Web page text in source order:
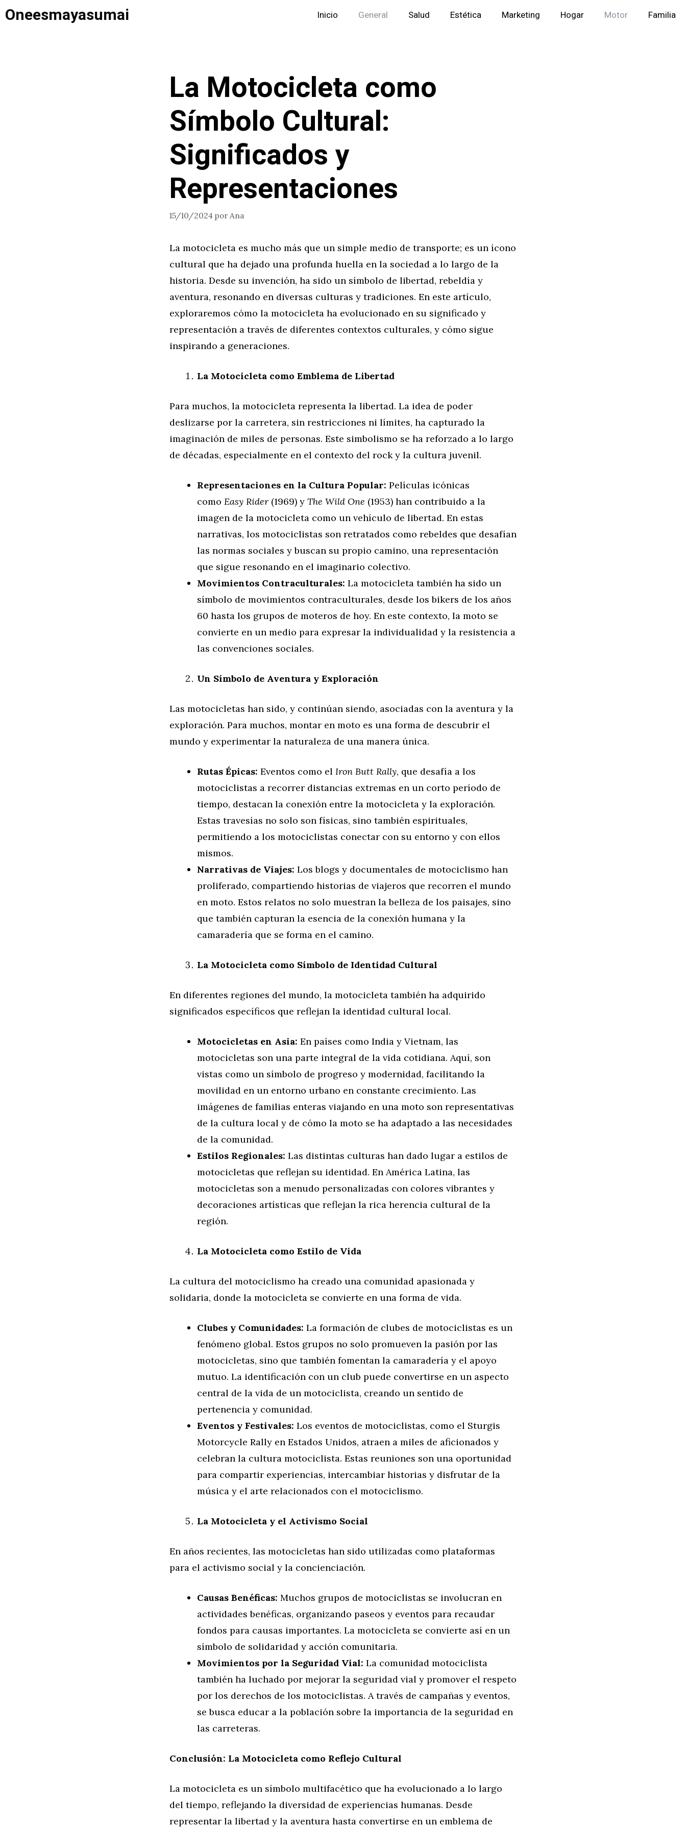
Saltar
Oneesmayasumai Inicio General Salud Estética Marketing Hogar Motor Familia
La Motocicleta como
Símbolo Cultural:
Significados y
Representaciones
15/10/2024 por Ana
La motocicleta es mucho más que un simple medio de transporte; es un ícono
cultural que ha dejado una profunda huella en la sociedad a lo largo de la
historia. Desde su invención, ha sido un símbolo de libertad, rebeldía y
aventura, resonando en diversas culturas y tradiciones. En este artículo,
exploraremos cómo la motocicleta ha evolucionado en su significado y
representación a través de diferentes contextos culturales, y cómo sigue
inspirando a generaciones.
La Motocicleta como Emblema de Libertad
Para muchos, la motocicleta representa la libertad. La idea de poder
deslizarse por la carretera, sin restricciones ni límites, ha capturado la
imaginación de miles de personas. Este simbolismo se ha reforzado a lo largo
de décadas, especialmente en el contexto del rock y la cultura juvenil.
Representaciones en la Cultura Popular: Películas icónicas
como Easy Rider (1969) y The Wild One (1953) han contribuido a la
imagen de la motocicleta como un vehículo de libertad. En estas
narrativas, los motociclistas son retratados como rebeldes que desafían
las normas sociales y buscan su propio camino, una representación
que sigue resonando en el imaginario colectivo.
Movimientos Contraculturales: La motocicleta también ha sido un
símbolo de movimientos contraculturales, desde los bikers de los años
60 hasta los grupos de moteros de hoy. En este contexto, la moto se
convierte en un medio para expresar la individualidad y la resistencia a
las convenciones sociales.
Un Símbolo de Aventura y Exploración
Las motocicletas han sido, y continúan siendo, asociadas con la aventura y la
exploración. Para muchos, montar en moto es una forma de descubrir el
mundo y experimentar la naturaleza de una manera única.
Rutas Épicas: Eventos como el Iron Butt Rally, que desafía a los
motociclistas a recorrer distancias extremas en un corto período de
tiempo, destacan la conexión entre la motocicleta y la exploración.
Estas travesías no solo son físicas, sino también espirituales,
permitiendo a los motociclistas conectar con su entorno y con ellos
mismos.
Narrativas de Viajes: Los blogs y documentales de motociclismo han
proliferado, compartiendo historias de viajeros que recorren el mundo
en moto. Estos relatos no solo muestran la belleza de los paisajes, sino
que también capturan la esencia de la conexión humana y la
camaradería que se forma en el camino.
La Motocicleta como Símbolo de Identidad Cultural
En diferentes regiones del mundo, la motocicleta también ha adquirido
significados específicos que reflejan la identidad cultural local.
Motocicletas en Asia: En países como India y Vietnam, las
motocicletas son una parte integral de la vida cotidiana. Aquí, son
vistas como un símbolo de progreso y modernidad, facilitando la
movilidad en un entorno urbano en constante crecimiento. Las
imágenes de familias enteras viajando en una moto son representativas
de la cultura local y de cómo la moto se ha adaptado a las necesidades
de la comunidad.
Estilos Regionales: Las distintas culturas han dado lugar a estilos de
motocicletas que reflejan su identidad. En América Latina, las
motocicletas son a menudo personalizadas con colores vibrantes y
decoraciones artísticas que reflejan la rica herencia cultural de la
región.
La Motocicleta como Estilo de Vida
La cultura del motociclismo ha creado una comunidad apasionada y
solidaria, donde la motocicleta se convierte en una forma de vida.
Clubes y Comunidades: La formación de clubes de motociclistas es un
fenómeno global. Estos grupos no solo promueven la pasión por las
motocicletas, sino que también fomentan la camaradería y el apoyo
mutuo. La identificación con un club puede convertirse en un aspecto
central de la vida de un motociclista, creando un sentido de
pertenencia y comunidad.
Eventos y Festivales: Los eventos de motociclistas, como el Sturgis
Motorcycle Rally en Estados Unidos, atraen a miles de aficionados y
celebran la cultura motociclista. Estas reuniones son una oportunidad
para compartir experiencias, intercambiar historias y disfrutar de la
música y el arte relacionados con el motociclismo.
La Motocicleta y el Activismo Social
En años recientes, las motocicletas han sido utilizadas como plataformas
para el activismo social y la concienciación.
Causas Benéficas: Muchos grupos de motociclistas se involucran en
actividades benéficas, organizando paseos y eventos para recaudar
fondos para causas importantes. La motocicleta se convierte así en un
símbolo de solidaridad y acción comunitaria.
Movimientos por la Seguridad Vial: La comunidad motociclista
también ha luchado por mejorar la seguridad vial y promover el respeto
por los derechos de los motociclistas. A través de campañas y eventos,
se busca educar a la población sobre la importancia de la seguridad en
las carreteras.
Conclusión: La Motocicleta como Reflejo Cultural
La motocicleta es un símbolo multifacético que ha evolucionado a lo largo
del tiempo, reflejando la diversidad de experiencias humanas. Desde
representar la libertad y la aventura hasta convertirse en un emblema de